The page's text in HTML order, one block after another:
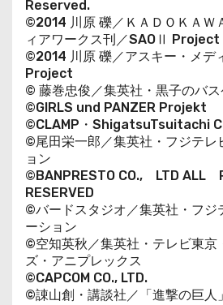
Reserved.
©2014 川原 礫／ＫＡＤＯＫＡ
ィアワークス刊／SAOⅡ Project
©2014 川原 礫／アスキー・メデ
Project
© 藤巻忠俊／集英社・黒子のバ
©GIRLS und PANZER Projekt
©CLAMP・ShigatsuTsuitachi
©尾田栄一郎／集英社・フジテレ
ョン
©BANPRESTO CO., LTD ALL
RESERVED
©バードスタジオ／集英社・フジ
ーション
©空知英秋／集英社・テレビ東京
ズ・アニプレックス
©CAPCOM CO., LTD.
©諌山創・講談社／「進撃の巨人